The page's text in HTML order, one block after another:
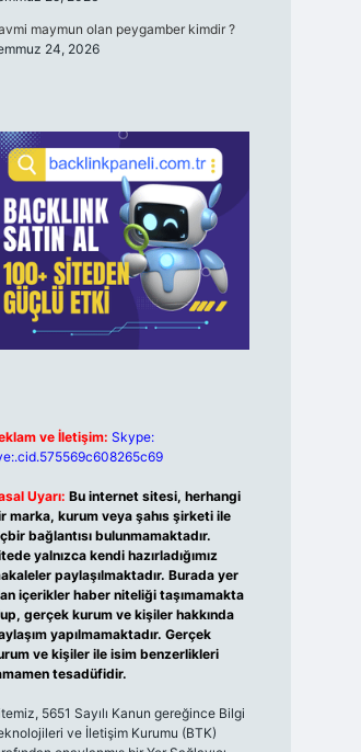
maymun olan peygamber kimdir ?
24, 2026
ve İletişim: Skype:
Uyarı: Bu internet sitesi, herhangi
marka, kurum veya şahıs şirketi ile
bağlantısı bulunmamaktadır.
yalnızca kendi hazırladığımız
paylaşılmaktadır. Burada yer
içerikler haber niteliği taşımamakta
gerçek kurum ve kişiler hakkında
yapılmamaktadır. Gerçek
ve kişiler ile isim benzerlikleri
tesadüfidir.
5651 Sayılı Kanun gereğince Bilgi
ve İletişim Kurumu (BTK)